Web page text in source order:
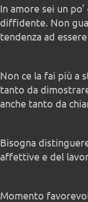
In amore sei un
diffidente. Non
tendenza ad
Non ce la fai più a
tanto da
anche tanto da
Bisogna
affettive e del
Momento